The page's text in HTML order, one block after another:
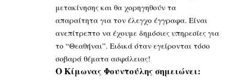
μετακίνησης και θα χορηγηθούν τα
απαραίτητα για τον έλεγχο έγγραφα. Είναι
ανεπίτρεπτο να έχουμε δημόσιες υπηρεσίες για
το “Θεαθήναι”. Ειδικά όταν εγείρονται τόσο
σοβαρά θέματα ασφάλειας!
Ο Κίμωνας Φουντούλης σημειώνει: